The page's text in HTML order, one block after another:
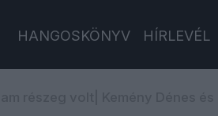
HANGOSKÖNYV HÍRLEVÉL